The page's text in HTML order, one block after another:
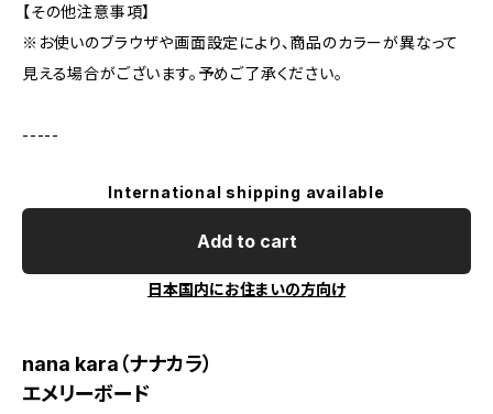
【その他注意事項】
※お使いのブラウザや画面設定により、商品のカラーが異なって
見える場合がございます。予めご了承ください。
-----
International shipping available
Add to cart
日本国内にお住まいの方向け
nana kara（ナナカラ）
エメリーボード